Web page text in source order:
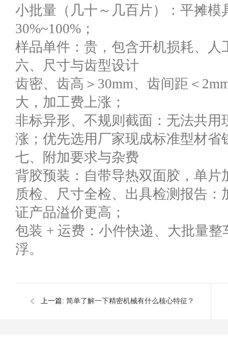
小批量（几十～几百片）：平摊模
30%~100%；
样品单件：贵，包含开机损耗、人
六、尺寸与齿型设计
齿密、齿高＞30mm、齿间距＜
大，加工费上涨；
非标异形、不规则截面：无法共
涨；优先选用厂家现成标准型材省
七、附加要求与杂费
背胶预装：自带导热双面胶，单片
质检、尺寸全检、出具检测报告：
证产品溢价更高；
包装 + 运费：小件快递、大批量
浮。
上一篇: 简单了解一下精密机械有什么核心特征？